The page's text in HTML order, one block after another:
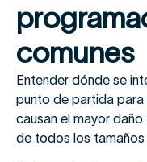
comunes
Entender dónde se
punto de partida para
causan el mayor
de todos los